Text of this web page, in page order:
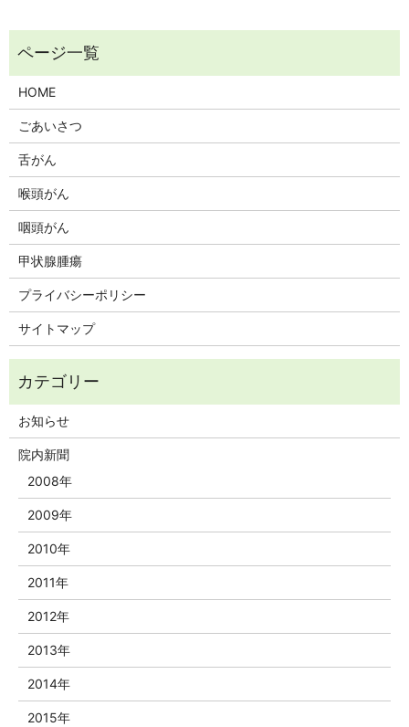
HOME
ごあいさつ
舌がん
喉頭がん
咽頭がん
甲状腺腫瘍
プライバシーポリシー
サイトマップ
お知らせ
院内新聞
2008年
2009年
2010年
2011年
2012年
2013年
2014年
2015年